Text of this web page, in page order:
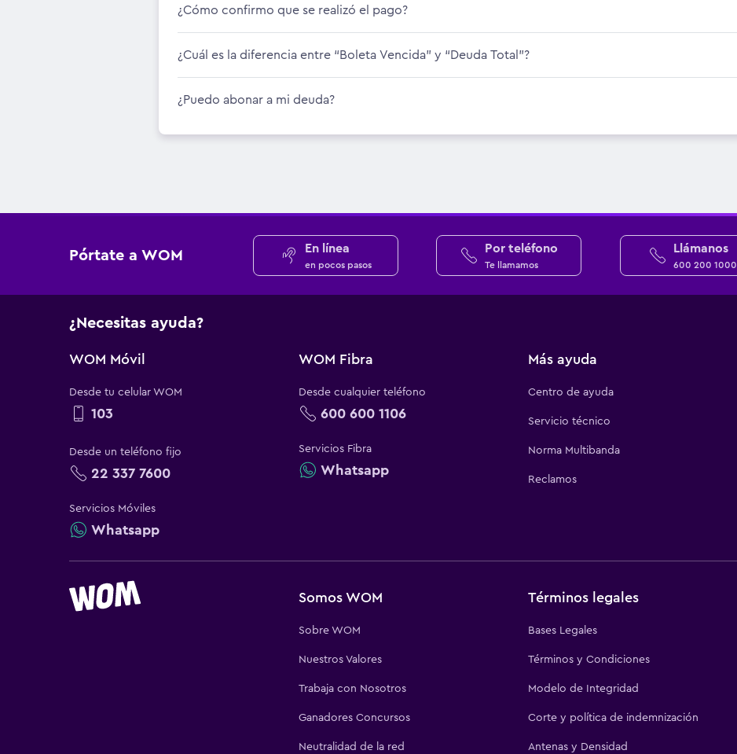
¿Cómo confirmo que se realizó el pago?
¿Cuál es la diferencia entre “Boleta Vencida” y “Deuda Total”?
¿Puedo abonar a mi deuda?
Pórtate a WOM En línea
en pocos pasos
Por teléfono
Te llamamos
Llámanos
600 200 1000
¿Necesitas ayuda?
WOM Móvil
Desde tu celular WOM
103
Desde un teléfono fijo
22 337 7600
Servicios Móviles
Whatsapp
WOM Fibra
Desde cualquier teléfono
600 600 1106
Servicios Fibra
Whatsapp
Más ayuda
Centro de ayuda
Servicio técnico
Norma Multibanda
Reclamos
Somos WOM
Sobre WOM
Nuestros Valores
Trabaja con Nosotros
Ganadores Concursos
Neutralidad de la red
Términos legales
Bases Legales
Términos y Condiciones
Modelo de Integridad
Corte y política de indemnización
Antenas y Densidad